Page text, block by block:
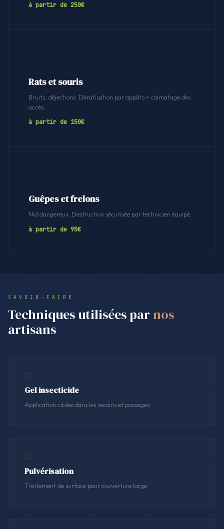
à partir de 250€
Rats et souris
Bruits, déjections. Dératisation par appâts + colmatage des
accès.
à partir de 150€
Guêpes et frelons
Nid dangereux. Destruction sécurisée par technicien équipé.
à partir de 95€
SAVOIR-FAIRE
Techniques utilisées par nos
artisans
Gel insecticide
Application ciblée dans les recoins et passages.
Pulvérisation
Traitement de surface pour couverture large.